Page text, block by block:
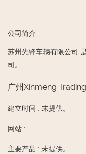
公司简介
苏州先锋车辆有限公司
司。
广州Xinmeng
建立时间 : 未提供。
网站 :
主要产品 : 未提供。